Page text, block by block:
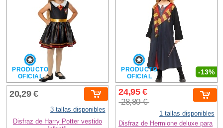
PRODUCTO
OFICIAL
20,29 €
3 tallas disponibles
Disfraz de Harry Potter vestido
-13%
PRODUCTO
OFICIAL
24,95 €
28,80 €
1 tallas disponibles
Disfraz de Hermione deluxe para